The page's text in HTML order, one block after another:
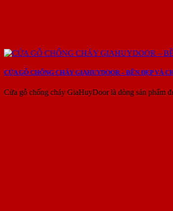
CỬA GỖ CHỐNG CHÁY GIAHUYDOOR – BỀN ĐẸP VÀ
Cửa gỗ chống cháy GiaHuyDoor là dòng sản phẩm